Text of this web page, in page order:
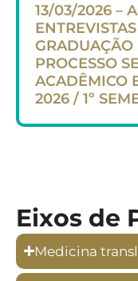
13/03/2026 –
GRADUAÇÃO
PROCESSO
ACADÊMICO
2026 / 1º
Eixos de
Medicina